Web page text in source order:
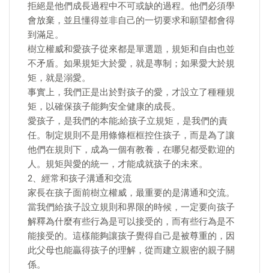
拒絕是他們成長過程中不可或缺的過程。他們必須學
會放棄，並且懂得並非自己的一切要求和願望都會得
到滿足。
樹立權威和愛孩子從來都是單選題，規矩和自由也並
不矛盾。如果規矩大於愛，就是專制；如果愛大於規
矩，就是溺愛。
事實上，我們正是出於對孩子的愛，才設立了種種規
矩，以確保孩子能夠安全健康的成長。
愛孩子，是我們的本能;給孩子立規矩，是我們的責
任。制定規則不是用條條框框控住孩子，而是為了讓
他們在規則下，成為一個有教養，在哪兒都受歡迎的
人。規矩與愛的統一，才能成就孩子的未來。
2、經常和孩子溝通和交流
家長在孩子面前樹立權威，最重要的是溝通和交流。
當我們給孩子設立規則和界限的時候，一定要向孩子
解釋為什麼有些行為是可以接受的，而有些行為是不
能接受的。這樣能夠讓孩子覺得自己是被尊重的，因
此父母也能贏得孩子的理解，從而建立親密的親子關
係。